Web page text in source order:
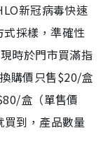
新冠病毒快速
採樣，準確性
時於門市買滿指
購價只售$20/盒
盒（單售價
到，產品數量